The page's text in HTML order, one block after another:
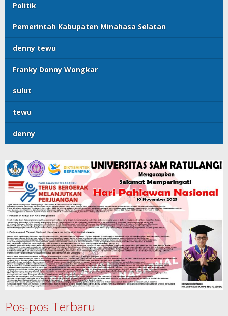
Politik
Pemerintah Kabupaten Minahasa Selatan
denny tewu
Franky Donny Wongkar
sulut
tewu
denny
Pos-pos Terbaru